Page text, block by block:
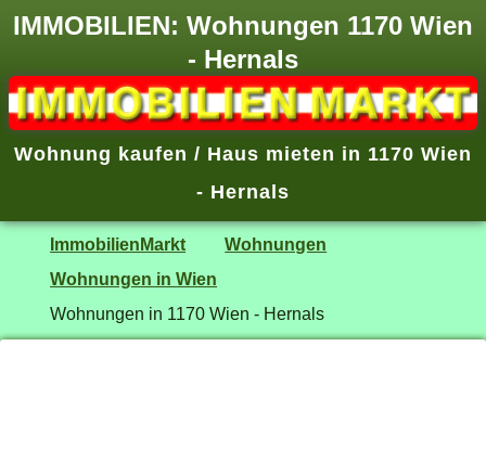
IMMOBILIEN: Wohnungen 1170 Wien
- Hernals
Wohnung kaufen / Haus mieten in 1170 Wien
- Hernals
ImmobilienMarkt
Wohnungen
Wohnungen in Wien
Wohnungen in 1170 Wien - Hernals